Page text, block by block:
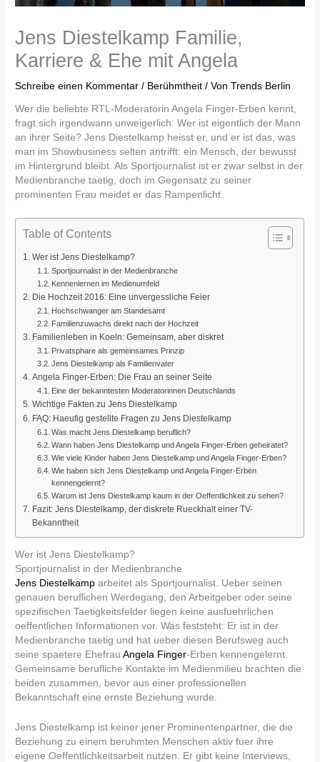
Jens Diestelkamp Familie,
Karriere & Ehe mit Angela
Schreibe einen Kommentar / Berühmtheit / VonTrends Berlin
Wer die beliebte RTL-Moderatorin Angela Finger-Erben kennt,
fragt sich irgendwann unweigerlich: Wer ist eigentlich der Mann
an ihrer Seite? Jens Diestelkamp heisst er, und er ist das, was
man im Showbusiness selten antrifft: ein Mensch, der bewusst
im Hintergrund bleibt. Als Sportjournalist ist er zwar selbst in der
Medienbranche taetig, doch im Gegensatz zu seiner
prominenten Frau meidet er das Rampenlicht.
Table of Contents
Wer ist Jens Diestelkamp?
Sportjournalist in der Medienbranche
Kennenlernen im Medienumfeld
Die Hochzeit 2016: Eine unvergessliche Feier
Hochschwanger am Standesamt
Familienzuwachs direkt nach der Hochzeit
Familienleben in Koeln: Gemeinsam, aber diskret
Privatsphare als gemeinsames Prinzip
Jens Diestelkamp als Familienvater
Angela Finger-Erben: Die Frau an seiner Seite
Eine der bekanntesten Moderatorinnen Deutschlands
Wichtige Fakten zu Jens Diestelkamp
FAQ: Haeufig gestellte Fragen zu Jens Diestelkamp
Was macht Jens Diestelkamp beruflich?
Wann haben Jens Diestelkamp und Angela Finger-Erben geheiratet?
Wie viele Kinder haben Jens Diestelkamp und Angela Finger-Erben?
Wie haben sich Jens Diestelkamp und Angela Finger-Erben
kennengelernt?
Warum ist Jens Diestelkamp kaum in der Oeffentlichkeit zu sehen?
Fazit: Jens Diestelkamp, der diskrete Rueckhalt einer TV-
Bekanntheit
Wer ist Jens Diestelkamp?
Sportjournalist in der Medienbranche
Jens Diestelkamp arbeitet als Sportjournalist. Ueber seinen
genauen beruflichen Werdegang, den Arbeitgeber oder seine
spezifischen Taetigkeitsfelder liegen keine ausfuehrlichen
oeffentlichen Informationen vor. Was feststeht: Er ist in der
Medienbranche taetig und hat ueber diesen Berufsweg auch
seine spaetere EhefrauAngela Finger-Erben kennengelernt.
Gemeinsame berufliche Kontakte im Medienmilieu brachten die
beiden zusammen, bevor aus einer professionellen
Bekanntschaft eine ernste Beziehung wurde.
Jens Diestelkamp ist keiner jener Prominentenpartner, die die
Beziehung zu einem beruhmten Menschen aktiv fuer ihre
eigene Oeffentlichkeitsarbeit nutzen. Er gibt keine Interviews,